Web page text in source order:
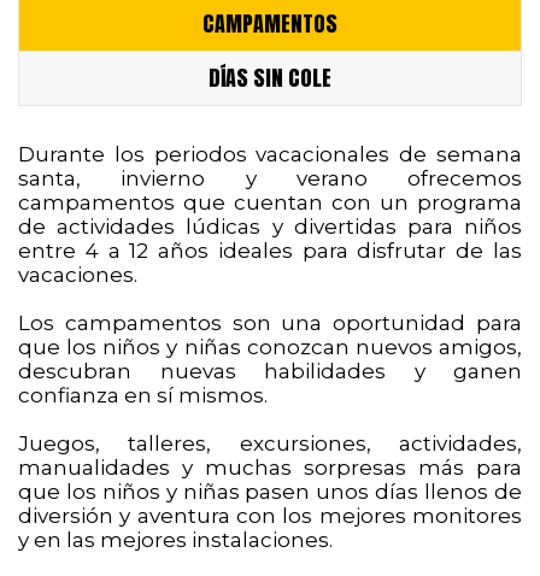
CAMPAMENTOS
DÍAS SIN COLE
Durante los periodos vacacionales de semana
santa, invierno y verano ofrecemos
campamentos que cuentan con un programa
de actividades lúdicas y divertidas para niños
entre 4 a 12 años ideales para disfrutar de las
vacaciones.
Los campamentos son una oportunidad para
que los niños y niñas conozcan nuevos amigos,
descubran nuevas habilidades y ganen
confianza en sí mismos.
Juegos, talleres, excursiones, actividades,
manualidades y muchas sorpresas más para
que los niños y niñas pasen unos días llenos de
diversión y aventura con los mejores monitores
y en las mejores instalaciones.